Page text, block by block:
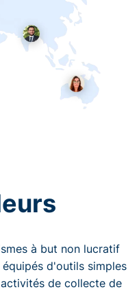
à but non lucratif
d'outils simples
de collecte de